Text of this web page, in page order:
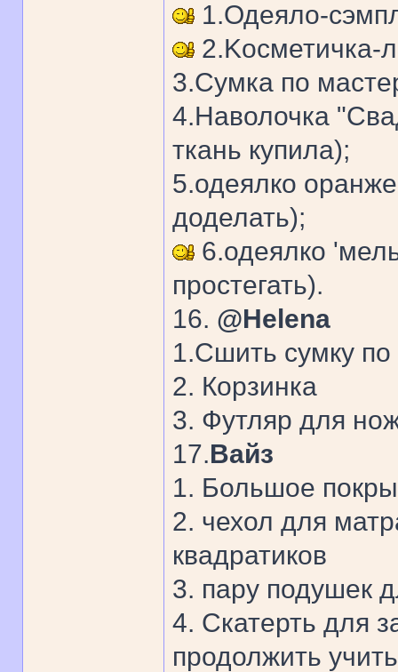
1.Одеяло-
2.Kосметичка-
3.Сумка по
4.Hаволочка
ткань купила);
5.одеялко
доделать);
6.одеялко
простегать).
16. @Helena
1.Сшить сумку
2. Корзинка
3. Футляр для
17.Вайз
1. Большое
2. чехол для
квадратиков
3. пару подушек
4. Скатерть для
продолжить